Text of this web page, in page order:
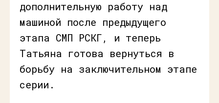
дополнительную работу над
машиной после предыдущего
этапа СМП РСКГ, и теперь
Татьяна готова вернуться в
борьбу на заключительном этапе
серии.